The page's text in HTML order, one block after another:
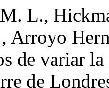
M. L.,
Arroyo
de variar
de